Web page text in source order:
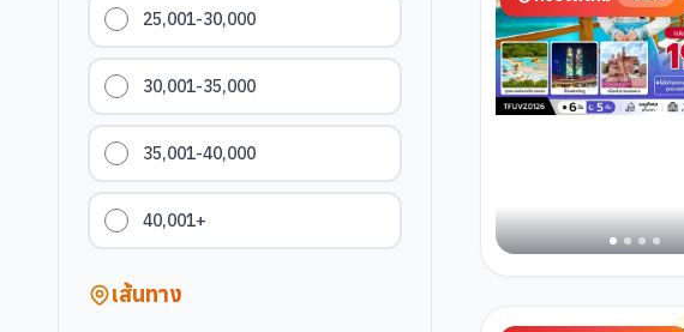
25,001-30,000
30,001-35,000
35,001-40,000
40,001+
เส้นทาง